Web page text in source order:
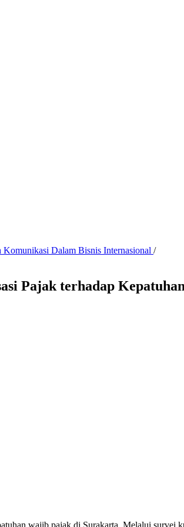
Dalam Bisnis Internasional /
Pajak terhadap